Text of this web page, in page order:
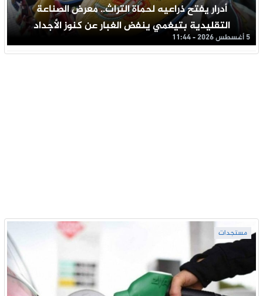
أدرار يفتح ذراعيه لحماة التراث.. معرض الصناعة
التقليدية بتيغمي ينفض الغبار عن كنوز الأجداد
5 أغسطس 2026 - 11:44
مستجدات